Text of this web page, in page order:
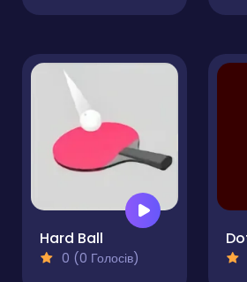
Hard Ball
0 (0 Голосів)